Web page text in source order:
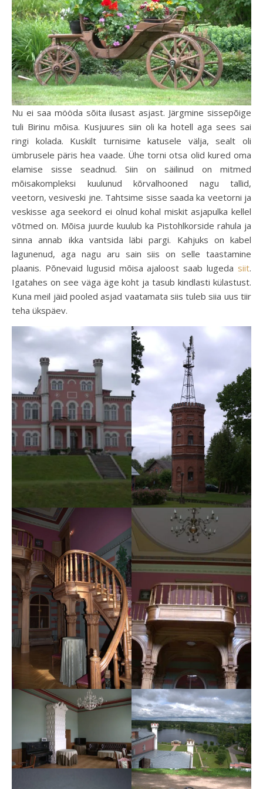
Nu ei saa mööda sõita ilusast asjast. Järgmine sissepõige
tuli Birinu mõisa. Kusjuures siin oli ka hotell aga sees sai
ringi kolada. Kuskilt turnisime katusele välja, sealt oli
ümbrusele päris hea vaade. Ühe torni otsa olid kured oma
elamise sisse seadnud. Siin on säilinud on mitmed
mõisakompleksi kuulunud kõrvalhooned nagu tallid,
veetorn, vesiveski jne. Tahtsime sisse saada ka veetorni ja
veskisse aga seekord ei olnud kohal miskit asjapulka kellel
võtmed on. Mõisa juurde kuulub ka Pistohlkorside rahula ja
sinna annab ikka vantsida läbi pargi. Kahjuks on kabel
lagunenud, aga nagu aru sain siis on selle taastamine
plaanis. Põnevaid lugusid mõisa ajaloost saab lugeda siit.
Igatahes on see väga äge koht ja tasub kindlasti külastust.
Kuna meil jäid pooled asjad vaatamata siis tuleb siia uus tiir
teha ükspäev.